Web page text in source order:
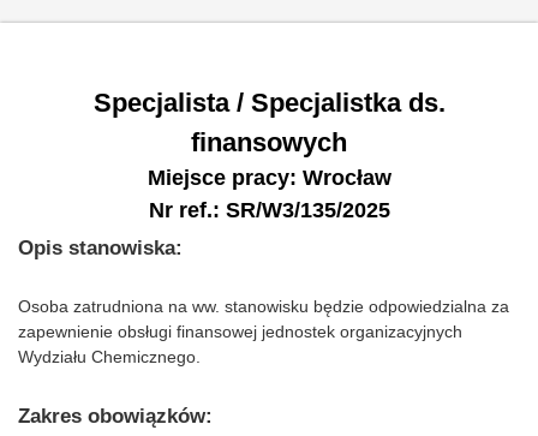
Specjalista / Specjalistka ds.
finansowych
Miejsce pracy: Wrocław
Nr ref.: SR/W3/135/2025
Opis stanowiska:
Osoba zatrudniona na ww. stanowisku będzie odpowiedzialna za
zapewnienie obsługi finansowej jednostek organizacyjnych
Wydziału Chemicznego.
Zakres obowiązków: